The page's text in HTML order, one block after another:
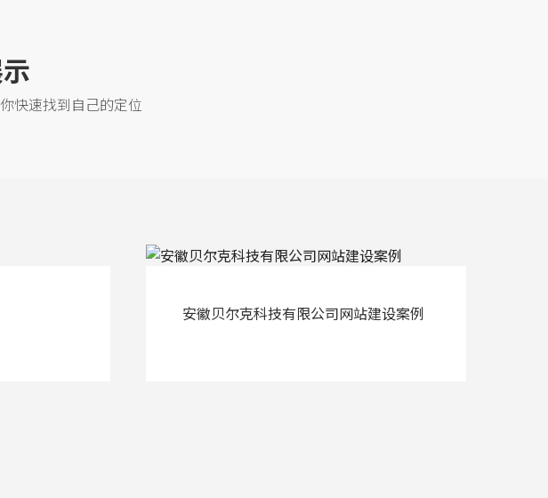
快速找到自己的定位
安徽贝尔克科技有限公司网站建设案例